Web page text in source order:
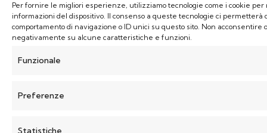
Per fornire le migliori esperienze, utilizziamo tecnologie come i cookie
informazioni del dispositivo. Il consenso a queste tecnologie ci permetterà
comportamento di navigazione o ID unici su questo sito. Non
negativamente su alcune caratteristiche e funzioni.
Funzionale
Preferenze
Statistiche